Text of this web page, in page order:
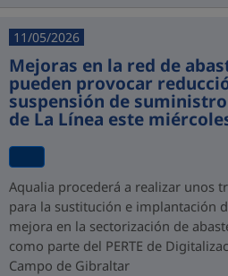
11/05/2026
Mejoras en la red de
pueden provocar
suspensión de
de La Línea este
Aqualia procederá a realizar unos
para la sustitución e implantación
mejora en la sectorización de
como parte del PERTE de
Campo de Gibraltar